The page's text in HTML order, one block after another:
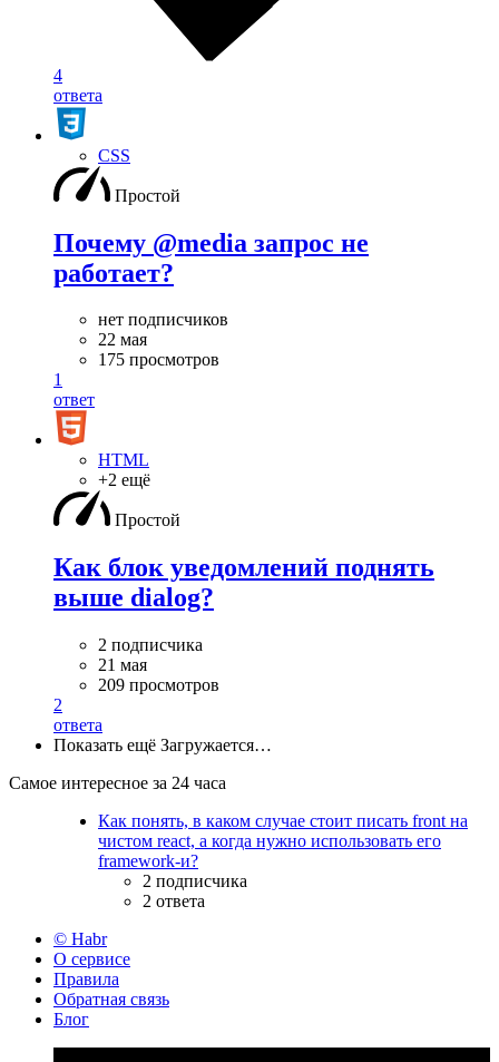
4
ответа
CSS
Простой
Почему @media запрос не
работает?
нет подписчиков
22 мая
175 просмотров
1
ответ
HTML
+2 ещё
Простой
Как блок уведомлений поднять
выше dialog?
2 подписчика
21 мая
209 просмотров
2
ответа
Показать ещё Загружается…
Самое интересное за 24 часа
Как понять, в каком случае стоит писать front на
чистом react, а когда нужно использовать его
framework-и?
2 подписчика
2 ответа
© Habr
О сервисе
Правила
Обратная связь
Блог